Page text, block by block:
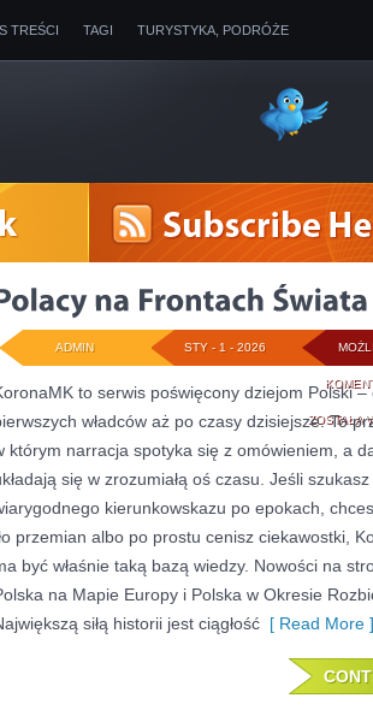
TREŚCI TAGI TURYSTYKA, PODRÓŻE
ZOSTAŁA
STY - 1 - 2026
ADMIN
to serwis poświęcony dziejom Polski –
władców aż po czasy dzisiejsze. To
którym narracja spotyka się z omówieniem, a
się w zrozumiałą oś czasu. Jeśli szukasz
kierunkowskazu po epokach,
przemian albo po prostu cenisz ciekawostki,
być właśnie taką bazą wiedzy. Nowości na
na Mapie Europy i Polska w Okresie
siłą historii jest ciągłość [ Read More ]